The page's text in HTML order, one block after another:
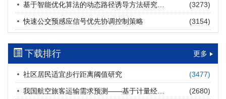
西部陆海新通道氢走廊建设对交通运输领域低碳转型的推动作
用
罗文格, 黄承锋, 关海长
2026, 12(3): 190-201.https://doi.org/10.16503/j.cnki.2095-
9931.2026.03.015
摘要 (27) HTML(26)
交能融合背景下零碳货运走廊利益主体的策略演化与影响因素
张海涛, 姚琛, 唐治豪, 谢明辉, 王元庆
(3273)
快速公交预感应信号优先协调控制策略 (3154)
下载排行 更多
社区居民适宜步行距离阈值研究 (3477)
(2680)